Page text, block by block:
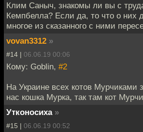
Клим Саныч, знакомы ли вы с
Кемпбелла? Если да, то что о них
многое из сказанного с ними
vovan3312 »
#14 | 06.06.19 00:06
Кому: Goblin, #2
На Украине всех котов Мурчиками
нас кошка Мурка, так там кот
Утконосиха »
#15 | 06.06.19 00:52